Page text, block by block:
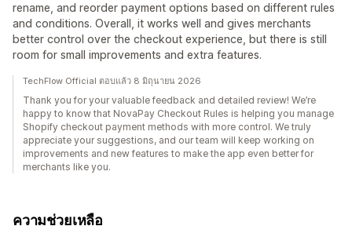
rename, and reorder payment options based on different rules
and conditions. Overall, it works well and gives merchants
better control over the checkout experience, but there is still
room for small improvements and extra features.
TechFlow Official ตอบแล้ว 8 มิถุนายน 2026
Thank you for your valuable feedback and detailed review! We’re
happy to know that NovaPay Checkout Rules is helping you manage
Shopify checkout payment methods with more control. We truly
appreciate your suggestions, and our team will keep working on
improvements and new features to make the app even better for
merchants like you.
ความช่วยเหลือ